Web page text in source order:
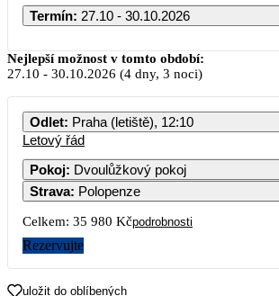
Termín: 27.10 - 30.10.2026
Nejlepší možnost v tomto období:
27.10 - 30.10.2026 (4 dny, 3 noci)
Odlet: Praha (letiště), 12:10
Letový řád
Pokoj: Dvoulůžkový pokoj
Strava: Polopenze
Celkem: 35 980 Kčpodrobnosti
Rezervujte
uložit do oblíbených